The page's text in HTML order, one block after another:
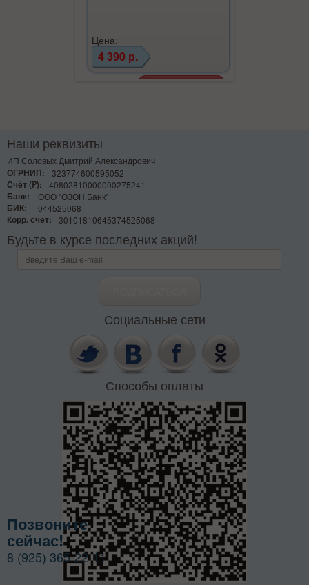
Цена:
4 390 р.
Наши реквизиты
ИП Соловых Дмитрий Александрович
ОГРНИП:
323774600595052
Счёт (₽):
40802810000000275241
Банк:
ООО "ОЗОН Банк"
БИК:
044525068
Корр. счёт:
30101810645374525068
Будьте в курсе последних акций!
Социальные сети
Способы оплаты
Позвоните
сейчас!
8 (925) 365-22-11